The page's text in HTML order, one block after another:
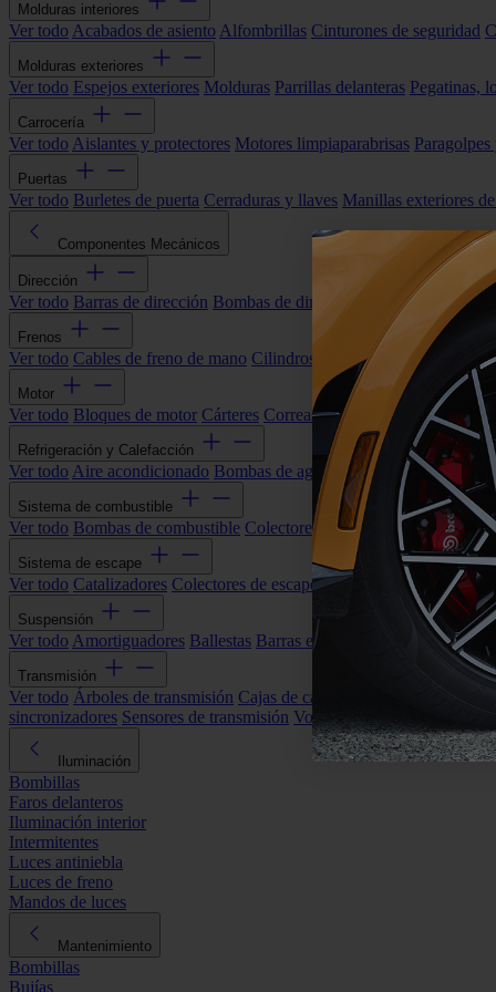
Molduras interiores
Ver todo Acabados de asiento Alfombrillas Cinturones de seguridad
Molduras exteriores
Ver todo Espejos exteriores Molduras Parrillas delanteras Pegatinas,
Carrocería
Ver todo Aislantes y protectores Motores limpiaparabrisas
Puertas
Ver todo Burletes de puerta Cerraduras y llaves Manillas exteriores
Componentes Mecánicos
Dirección
Ver todo Barras de dirección Bombas de dirección asistida
Frenos
Ver todo Cables de freno de mano Cilindros de freno Componentes
Motor
Ver todo Bloques de motor Cárteres Correas alternador Correas y
Refrigeración y Calefacción
Ver todo Aire acondicionado Bombas de agua Electroventiladores
Sistema de combustible
Ver todo Bombas de combustible Colectores de admisión Filtros de
Sistema de escape
Ver todo Catalizadores Colectores de escape Filtros de partículas
Suspensión
Ver todo Amortiguadores Ballestas Barras estabilizadoras Bieletas y
Transmisión
Ver todo Árboles de transmisión Cajas de cambios automáticas
sincronizadores Sensores de transmisión Volantes de motor
Iluminación
Bombillas
Faros delanteros
Iluminación interior
Intermitentes
Luces antiniebla
Luces de freno
Mandos de luces
Mantenimiento
Bombillas
Bujías